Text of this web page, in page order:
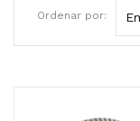
Ordenar por: